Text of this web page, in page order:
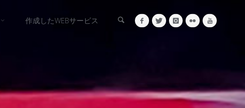
作成したWEBサービス